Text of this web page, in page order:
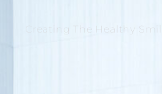
Creating The Healthy